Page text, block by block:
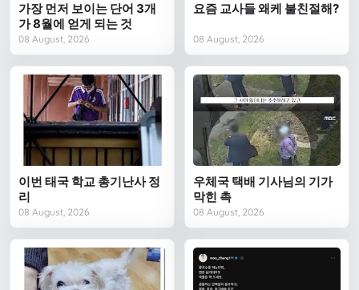
가장 먼저 보이는 단어 3개
가 8월에 얻게 되는 것
08 August, 2026
요즘 교사들 왜케 불친절해?
08 August, 2026
이번 태국 학교 총기난사 정
리
08 August, 2026
우체국 택배 기사님의 기가
막힌 촉
08 August, 2026